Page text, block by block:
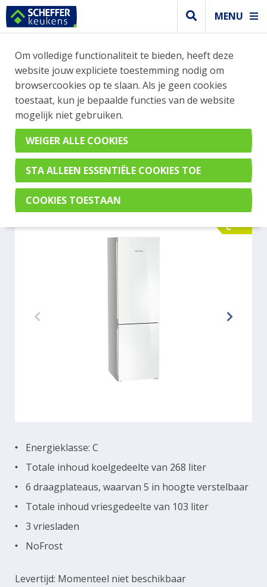
MENU
WEBSHOP BESTELLINGEN
Je kan tijdelijk geen bestelling plaatsen. Wil je je
vast oriënteren? Vergelijk eenvoudig apparaten
en merken met elkaar. Klik hier voor meer
informatie.
Vrijstaand
LIEBHERR CNGWC 5723-22
C
Levertijd: Momenteel niet beschikbaar
Energieklasse: C
Totale inhoud koelgedeelte van 268 liter
6 draagplateaus, waarvan 5 in hoogte verstelbaar
Totale inhoud vriesgedeelte van 103 liter
3 vriesladen
NoFrost
Om volledige functionaliteit te bieden, heeft deze
website jouw expliciete toestemming nodig om
browsercookies op te slaan. Als je geen cookies
toestaat, kun je bepaalde functies van de website
mogelijk niet gebruiken.